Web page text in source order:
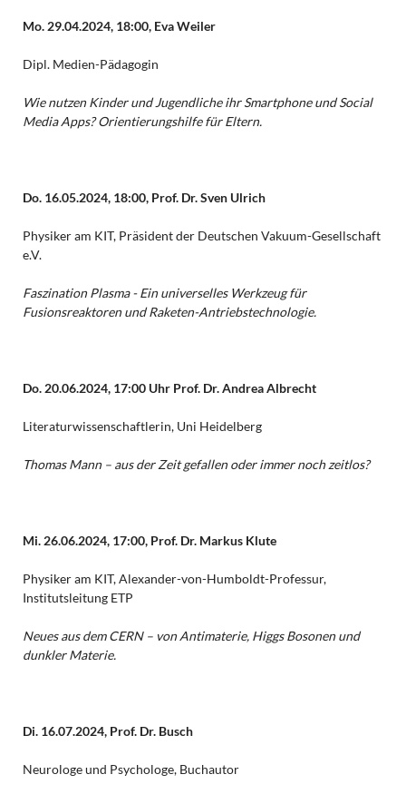
Mo. 29.04.2024, 18:00, Eva Weiler
Dipl. Medien-Pädagogin
Wie nutzen Kinder und Jugendliche ihr Smartphone und Social
Media Apps? Orientierungshilfe für Eltern.
Do. 16.05.2024, 18:00, Prof. Dr. Sven Ulrich
Physiker am KIT, Präsident der Deutschen Vakuum-Gesellschaft
e.V.
Faszination Plasma - Ein universelles Werkzeug für
Fusionsreaktoren und Raketen-Antriebstechnologie.
Do. 20.06.2024, 17:00 Uhr Prof. Dr. Andrea Albrecht
Literaturwissenschaftlerin, Uni Heidelberg
Thomas Mann – aus der Zeit gefallen oder immer noch zeitlos?
Mi. 26.06.2024, 17:00, Prof. Dr. Markus Klute
Physiker am KIT, Alexander-von-Humboldt-Professur,
Institutsleitung ETP
Neues aus dem CERN – von Antimaterie, Higgs Bosonen und
dunkler Materie.
Di. 16.07.2024, Prof. Dr. Busch
Neurologe und Psychologe, Buchautor